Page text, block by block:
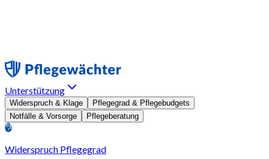
Unterstützung
Widerspruch & Klage
Pflegegrad & Pflegebudgets
Notfälle & Vorsorge
Pflegeberatung
Widerspruch Pflegegrad